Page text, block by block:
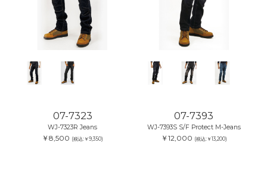
07-7323
WJ-7323R Jeans
￥8,500 (税込:￥9,350)
07-7393
WJ-7393S S/F Protect M-Jeans
￥12,000 (税込:￥13,200)